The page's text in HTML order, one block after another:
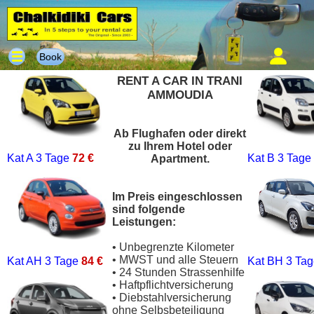
Book
Kat A3 Tage 72 €
Kat AH 3 Tage 84 €
RENT A CAR IN TRANI
AMMOUDIA
Ab Flughafen oder direkt
zu Ihrem Hotel oder
Apartment.
Im Preis eingeschlossen
sind folgende
Leistungen:
• Unbegrenzte Kilometer
• MWST und alle Steuern
• 24 Stunden Strassenhilfe
• Haftpflichtversicherung
• Diebstahlversicherung
ohne Selbsbeteiligung
Kat B 3 Tage
Kat BH 3